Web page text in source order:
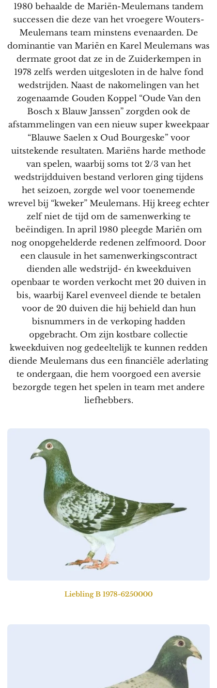
1980 behaalde de Mariën-Meulemans tandem
successen die deze van het vroegere Wouters-
Meulemans team minstens evenaarden. De
dominantie van Mariën en Karel Meulemans was
dermate groot dat ze in de Zuiderkempen in
1978 zelfs werden uitgesloten in de halve fond
wedstrijden. Naast de nakomelingen van het
zogenaamde Gouden Koppel “Oude Van den
Bosch x Blauw Janssen” zorgden ook de
afstammelingen van een nieuw super kweekpaar
“Blauwe Saelen x Oud Bourgeske” voor
uitstekende resultaten. Mariëns harde methode
van spelen, waarbij soms tot 2/3 van het
wedstrijdduiven bestand verloren ging tijdens
het seizoen, zorgde wel voor toenemende
wrevel bij “kweker” Meulemans. Hij kreeg echter
zelf niet de tijd om de samenwerking te
beëindigen. In april 1980 pleegde Mariën om
nog onopgehelderde redenen zelfmoord. Door
een clausule in het samenwerkingscontract
dienden alle wedstrijd- én kweekduiven
openbaar te worden verkocht met 20 duiven in
bis, waarbij Karel evenveel diende te betalen
voor de 20 duiven die hij behield dan hun
bisnummers in de verkoping hadden
opgebracht. Om zijn kostbare collectie
kweekduiven nog gedeeltelijk te kunnen redden
diende Meulemans dus een financiële aderlating
te ondergaan, die hem voorgoed een aversie
bezorgde tegen het spelen in team met andere
liefhebbers.
Liebling B 1978-6250000